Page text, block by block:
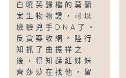
白曉芙歸檔的莫蘭
案生物物證，可以
檢驗兇手DNA了。
反貪案收網。陸行
知抓了曲振祥之
後，得知薛紅姊妹
齊莎莎在找他，留